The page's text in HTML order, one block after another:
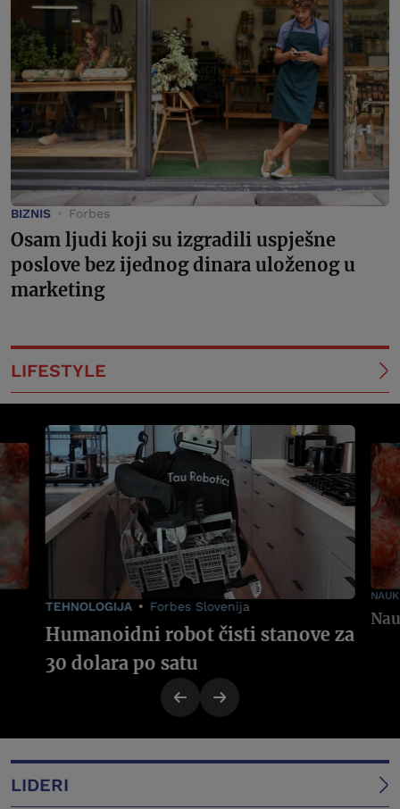
BIZNIS Forbes
Osam ljudi koji su izgradili uspješne
poslove bez ijednog dinara uloženog u
marketing
LIFESTYLE
TEHNOLOGIJA Forbes Slovenija
Humanoidni robot čisti stanove za
30 dolara po satu
LIDERI